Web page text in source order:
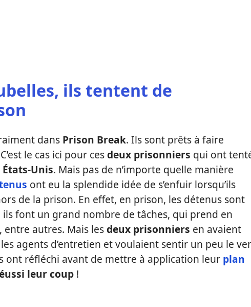
ils tentent de
dans Prison Break. Ils sont prêts à faire
le cas ici pour cesdeux prisonniers qui ont
États-Unis. Mais pas de n’importe quelle manière
ont eu la splendide idée de s’enfuir lorsqu’ils
de la prison. En effet, en prison, les détenus sont
ils font un grand nombre de tâches, qui prend en
autres. Mais lesdeux prisonniers en avaient
agents d’entretien et voulaient sentir un peu le
ont réfléchi avant de mettre à application leur plan
leur coup !